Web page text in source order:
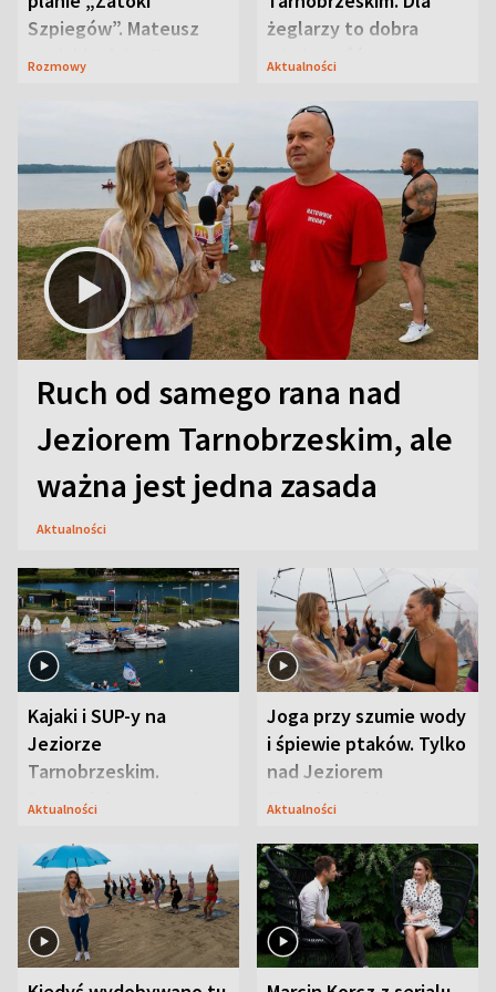
Szpiegów”. Mateusz
Janicki odsłonił
Rozmowy
żeglarzy to dobra
wiadomość
Aktualności
Ruch od samego rana nad
Jeziorem Tarnobrzeskim, ale
ważna jest jedna zasada
Aktualności
Kajaki i SUP-y na
Jeziorze
Tarnobrzeskim.
Przyrodnicy zwracają
Aktualności
Joga przy szumie wody
i śpiewie ptaków. Tylko
nad Jeziorem
Tarnobrzeskim
Aktualności